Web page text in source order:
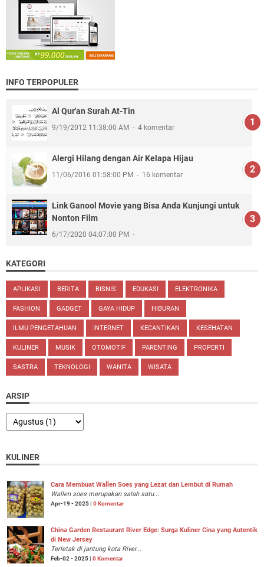
INFO TERPOPULER
Al Qur'an Surah At-Tin
9/19/2012 11:38:00 AM 4 komentar
Alergi Hilang dengan Air Kelapa Hijau
11/06/2016 01:58:00 PM 16 komentar
Link Ganool Movie yang Bisa Anda Kunjungi untuk
Nonton Film
6/17/2020 04:07:00 PM
KATEGORI
APLIKASI BERITA BISNIS EDUKASI ELEKTRONIKA
FASHION GADGET GAYA HIDUP HIBURAN
ILMU PENGETAHUAN INTERNET KECANTIKAN KESEHATAN
KULINER MUSIK OTOMOTIF PARENTING PROPERTI
SASTRA TEKNOLOGI WANITA WISATA
ARSIP
KULINER
Cara Membuat Wallen Soes yang Lezat dan Lembut di Rumah
Wallen soes merupakan salah satu...
Apr-19 - 2025 | 0 Komentar
China Garden Restaurant River Edge: Surga Kuliner Cina yang Autentik
di New Jersey
Terletak di jantung kota River...
Feb-02 - 2025 | 0 Komentar